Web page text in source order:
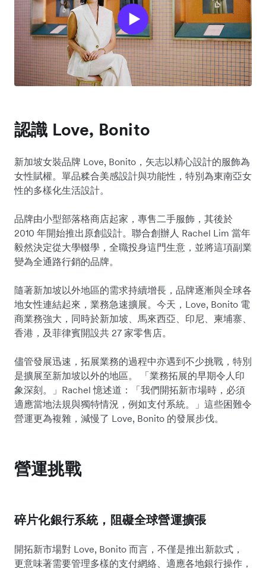
認識 Love, Bonito
新加坡女裝品牌 Love, Bonito，矢志以精心設計的服飾為
女性賦權。單品糅合美感設計與功能性，特別為東南亞女
性​​的多樣化生活設計。
品牌由小型部落格商店起家，專售二手服飾，其後於
2010 年開始推出原創設計。聯合創辦人 Rachel Lim 當年
毅然決定從大學輟學，全職投身這門生意，並將這項副業
變為全通路行銷的品牌。
隨著新加坡以外地區的需求持續增長，品牌逐漸與全球各
地女性連結起來，業務急速擴展。今天，Love, Bonito 電
商業務強大，同時於新加坡、馬來西亞、印尼、柬埔寨、
香港，及菲律賓開設共 27 家零售店。
儘管發展迅速，拓展業務的過程中亦遇到不少挑戰，特別
是擴展至新加坡以外的地區。 「業務拓展的早期令人印
象深刻。」Rachel 憶述道：「我們開拓新市場時，必須
適應當地法規與獨特情況，例如支付系統。」這些困難令
營運更為複雜，減慢了 Love, Bonito 的發展步伐。
營運挑戰
碎片化銀行系統，阻礙全球營運擴張
開拓新市場對 Love, Bonito 而言，不僅是推出新款式，
更意味著需要管理多樣的支付網絡、適應各地銀行操作，